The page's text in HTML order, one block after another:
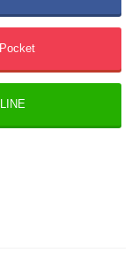
Pocket
LINE